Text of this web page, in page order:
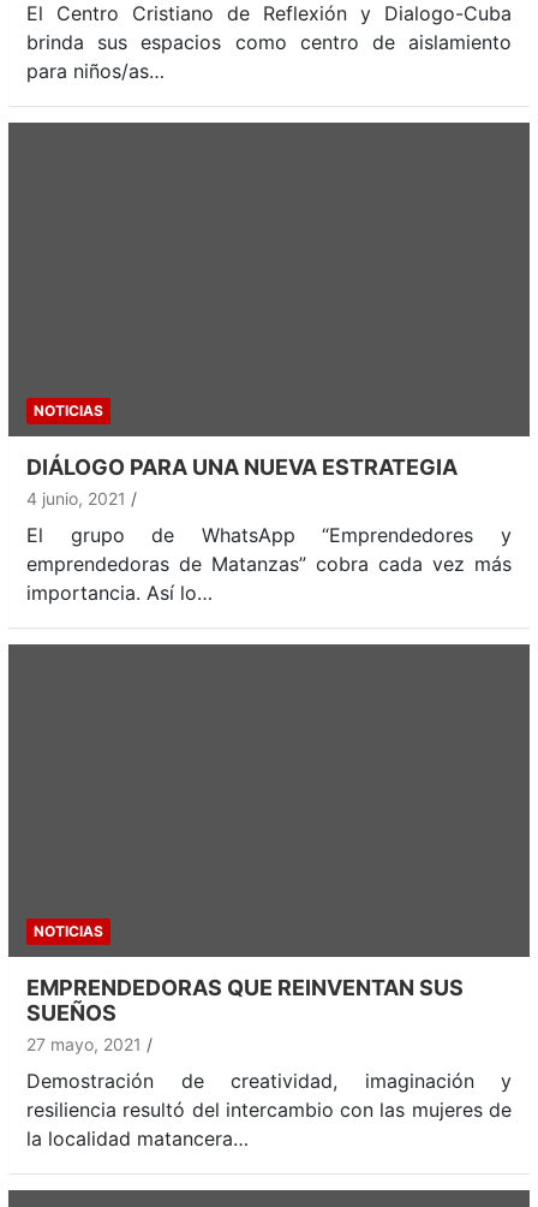
El Centro Cristiano de Reflexión y Dialogo-Cuba
brinda sus espacios como centro de aislamiento
para niños/as…
NOTICIAS
DIÁLOGO PARA UNA NUEVA ESTRATEGIA
4 junio, 2021
El grupo de WhatsApp “Emprendedores y
emprendedoras de Matanzas” cobra cada vez más
importancia. Así lo…
NOTICIAS
EMPRENDEDORAS QUE REINVENTAN SUS
SUEÑOS
27 mayo, 2021
Demostración de creatividad, imaginación y
resiliencia resultó del intercambio con las mujeres de
la localidad matancera…